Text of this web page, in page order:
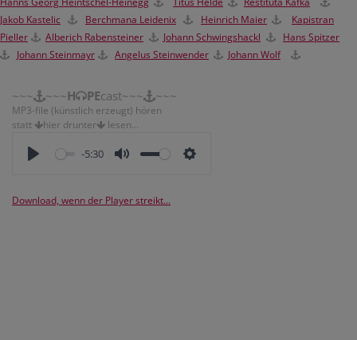
Jakob Kastelic
Berchmana Leidenix Heinrich Maier
Kapistran
Pieller
Alberich Rabensteiner Johann Schwingshackl
Hans Spitzer
Johann Steinmayr
Angelus Steinwender Johann Wolf
~~~ ~~~H PEcast~~~ ~~~
MP3-file (künstlich erzeugt) hören
statt
hier drunter lesen...
-5:30
Download, wenn der Player streikt...